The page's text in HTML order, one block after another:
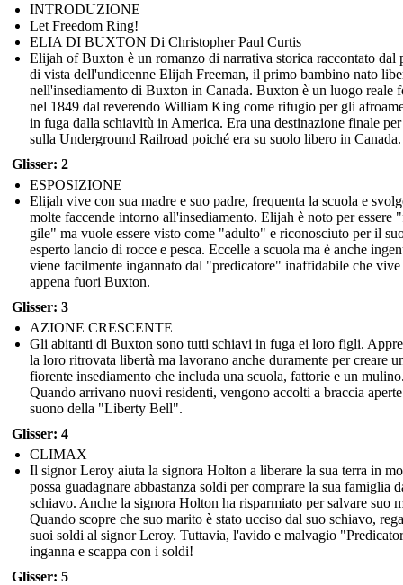
INTRODUZIONE
Let Freedom Ring!
ELIA DI BUXTON Di Christopher Paul Curtis
Elijah of Buxton è un romanzo di narrativa storica raccontato dal
di vista dell'undicenne Elijah Freeman, il primo bambino nato
nell'insediamento di Buxton in Canada. Buxton è un luogo reale
nel 1849 dal reverendo William King come rifugio per gli
in fuga dalla schiavitù in America. Era una destinazione finale
sulla Underground Railroad poiché era su suolo libero in Canada.
Glisser: 2
ESPOSIZIONE
Elijah vive con sua madre e suo padre, frequenta la scuola e
molte faccende intorno all'insediamento. Elijah è noto per essere
gile" ma vuole essere visto come "adulto" e riconosciuto per il
esperto lancio di rocce e pesca. Eccelle a scuola ma è anche
viene facilmente ingannato dal "predicatore" inaffidabile che vive
appena fuori Buxton.
Glisser: 3
AZIONE CRESCENTE
Gli abitanti di Buxton sono tutti schiavi in fuga ei loro figli.
la loro ritrovata libertà ma lavorano anche duramente per creare
fiorente insediamento che includa una scuola, fattorie e un
Quando arrivano nuovi residenti, vengono accolti a braccia
suono della "Liberty Bell".
Glisser: 4
CLIMAX
Il signor Leroy aiuta la signora Holton a liberare la sua terra in
possa guadagnare abbastanza soldi per comprare la sua famiglia
schiavo. Anche la signora Holton ha risparmiato per salvare suo
Quando scopre che suo marito è stato ucciso dal suo schiavo,
suoi soldi al signor Leroy. Tuttavia, l'avido e malvagio
inganna e scappa con i soldi!
Glisser: 5